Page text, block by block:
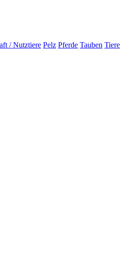
/ Nutztiere Pelz Pferde Tauben Tiere